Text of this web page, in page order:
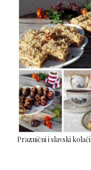
Praznični i slavski kolači